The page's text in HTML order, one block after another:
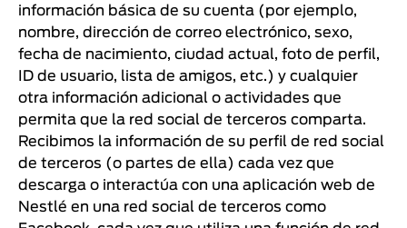
información básica de su cuenta (por ejemplo,
nombre, dirección de correo electrónico, sexo,
fecha de nacimiento, ciudad actual, foto de perfil,
ID de usuario, lista de amigos, etc.) y cualquier
otra información adicional o actividades que
permita que la red social de terceros comparta.
Recibimos la información de su perfil de red social
de terceros (o partes de ella) cada vez que
descarga o interactúa con una aplicación web de
Nestlé en una red social de terceros como